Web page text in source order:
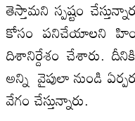
తెస్తామని స్పష్టం
కోసం పనిచేయాలని
దిశానిర్దేశం చేశారు.
అన్ని వైపులా నుండి
వేగం చేస్తున్నారు.